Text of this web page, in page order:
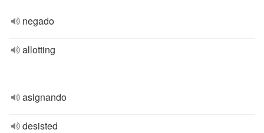
negado
allotting
asignando
desisted